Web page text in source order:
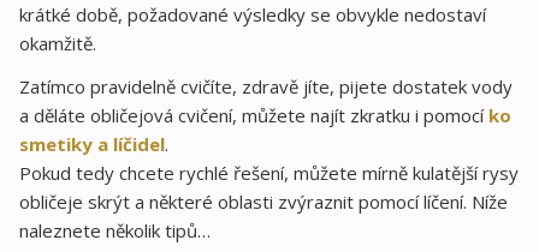
krátké době, požadované výsledky se obvykle nedostaví
okamžitě.
Zatímco pravidelně cvičíte, zdravě jíte, pijete dostatek vody
a děláte obličejová cvičení, můžete najít zkratku i pomocí ko
smetiky a líčidel.
Pokud tedy chcete rychlé řešení, můžete mírně kulatější rysy
obličeje skrýt a některé oblasti zvýraznit pomocí líčení. Níže
naleznete několik tipů…